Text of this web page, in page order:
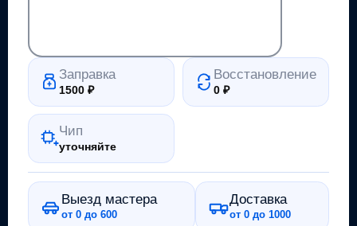
Заправка
1500₽
Восстановление
0₽
Чип
уточняйте
Выезд мастера
от 0 до 600
Доставка
от 0 до 1000